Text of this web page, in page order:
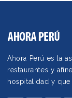
Ahora Perú es la
restaurantes y
hospitalidad y